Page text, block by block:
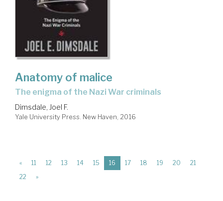
Anatomy of malice
the enigma of the Nazi War criminals
Dimsdale, Joel F.
Yale University Press. New Haven, 2016
« 11 12 13 14 15 16 (current)
17 18 19 20
21
22
»